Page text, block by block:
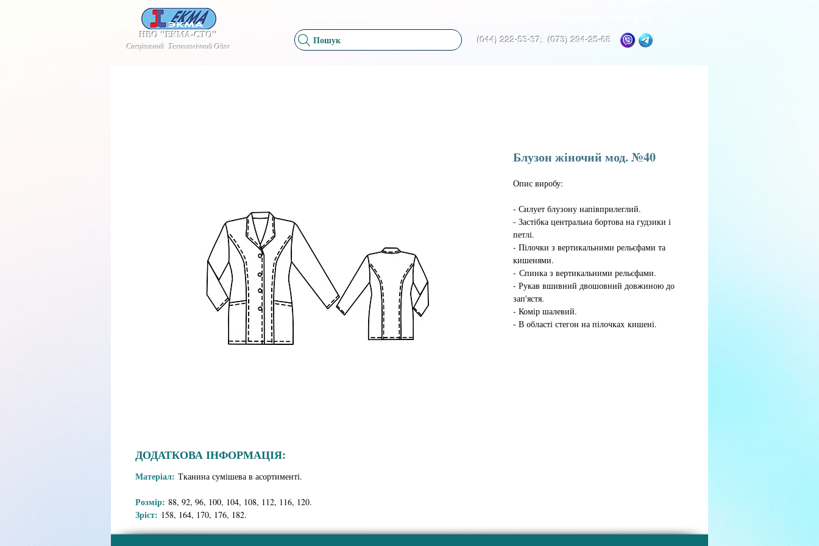
НВО "ЕКМА-СТО"
Спеціальний Технологічний Одяг Пошук (044) 222-53-37; (073) 294-25-68
Блузон жіночий мод. №40
Опис виробу:
- Силует блузону напівприлеглий.
- Застібка центральна бортова на гудзики і
петлі.
- Пілочки з вертикальними рельєфами та
кишенями.
- Спинка з вертикальними рельєфами.
- Рукав вшивний двошовний довжиною до
зап'ястя.
- Комір шалевий.
- В області стегон на пілочках кишені.
ДОДАТКОВА ІНФОРМАЦІЯ:
Матеріал: Тканина сумішева в асортименті.
Розмір: 88, 92, 96, 100, 104, 108, 112, 116, 120.
Зріст: 158, 164, 170, 176, 182.